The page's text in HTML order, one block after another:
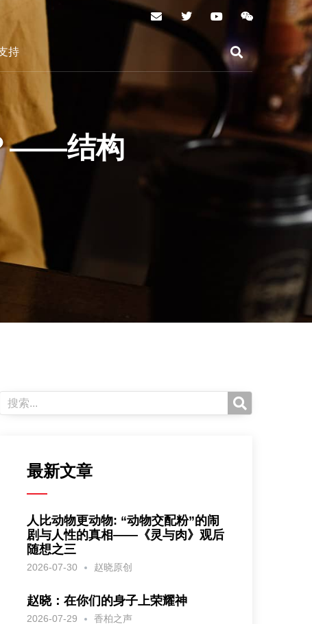
持
——结构
最新文章
人比动物更动物: “动物交配粉”的闹
剧与人性的真相——《灵与肉》观后
随想之三
2026-07-30 赵晓原创
赵晓：在你们的身子上荣耀神
2026-07-29 香柏之声